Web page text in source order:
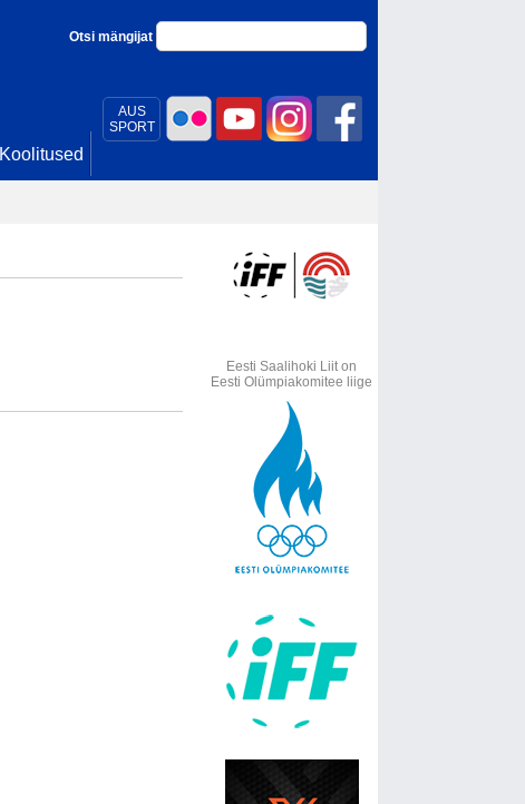
AUS
SPORT
Otsi mängijat
Koolitused
Eesti Saalihoki Liit on
Eesti Olümpiakomitee liige